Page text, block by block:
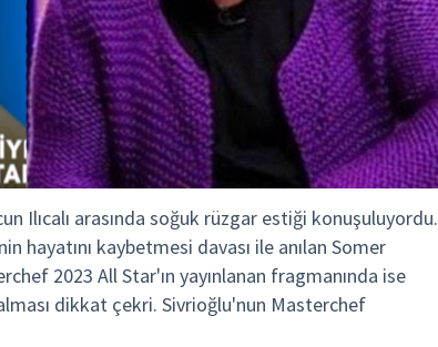
Ilıcalı arasında soğuk rüzgar estiği konuşuluyordu.
hayatını kaybetmesi davası ile anılan Somer
2023 All Star'ın yayınlanan fragmanında ise
dikkat çekri. Sivrioğlu'nun Masterchef